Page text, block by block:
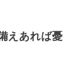
えあれば憂